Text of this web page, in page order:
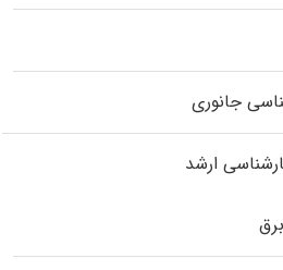
جانوری
ارشد